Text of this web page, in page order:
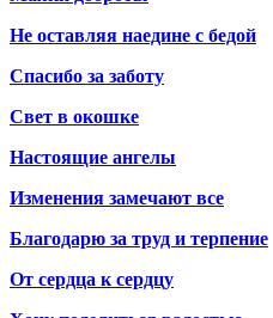
Не оставляя наедине с бедой
Спасибо за заботу
Свет в окошке
Настоящие ангелы
Изменения замечают все
Благодарю за труд и терпение
От сердца к сердцу